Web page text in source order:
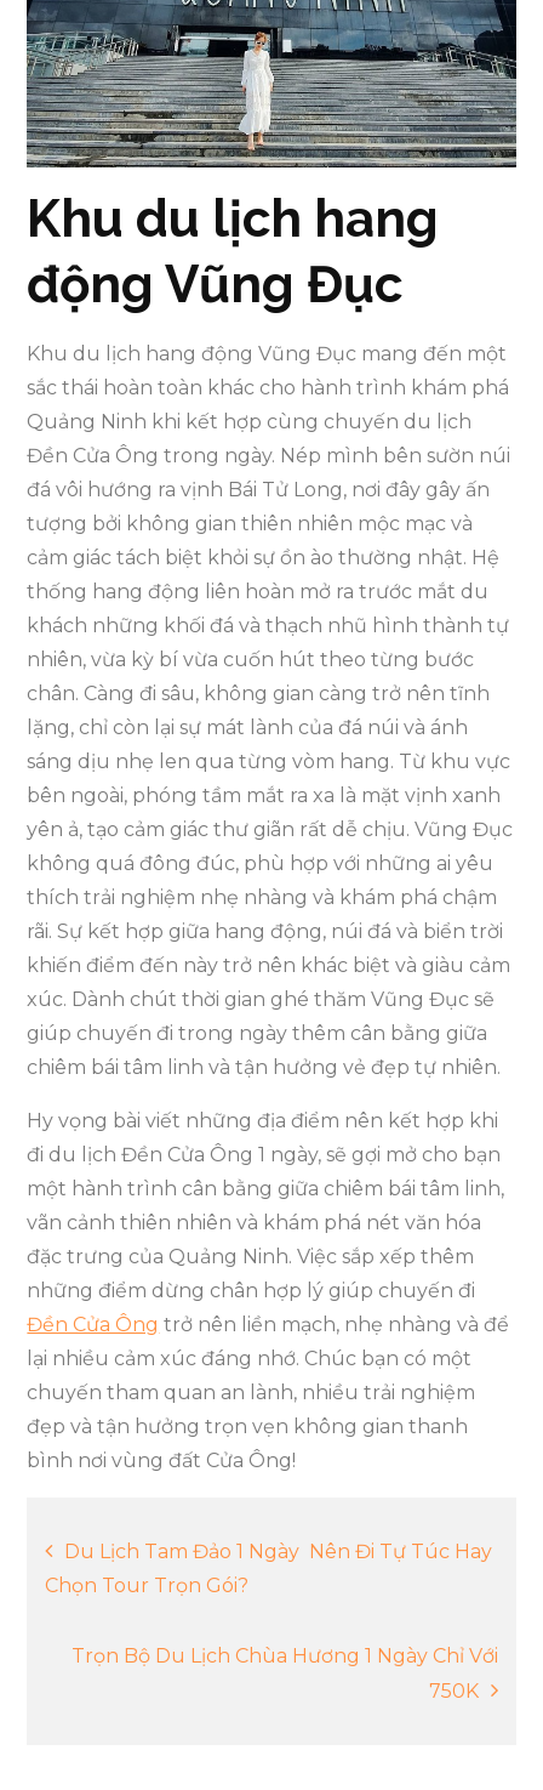
Khu du lịch hang
động Vũng Đục
Khu du lịch hang động Vũng Đục mang đến một
sắc thái hoàn toàn khác cho hành trình khám phá
Quảng Ninh khi kết hợp cùng chuyến du lịch
Đền Cửa Ông trong ngày. Nép mình bên sườn núi
đá vôi hướng ra vịnh Bái Tử Long, nơi đây gây ấn
tượng bởi không gian thiên nhiên mộc mạc và
cảm giác tách biệt khỏi sự ồn ào thường nhật. Hệ
thống hang động liên hoàn mở ra trước mắt du
khách những khối đá và thạch nhũ hình thành tự
nhiên, vừa kỳ bí vừa cuốn hút theo từng bước
chân. Càng đi sâu, không gian càng trở nên tĩnh
lặng, chỉ còn lại sự mát lành của đá núi và ánh
sáng dịu nhẹ len qua từng vòm hang. Từ khu vực
bên ngoài, phóng tầm mắt ra xa là mặt vịnh xanh
yên ả, tạo cảm giác thư giãn rất dễ chịu. Vũng Đục
không quá đông đúc, phù hợp với những ai yêu
thích trải nghiệm nhẹ nhàng và khám phá chậm
rãi. Sự kết hợp giữa hang động, núi đá và biển trời
khiến điểm đến này trở nên khác biệt và giàu cảm
xúc. Dành chút thời gian ghé thăm Vũng Đục sẽ
giúp chuyến đi trong ngày thêm cân bằng giữa
chiêm bái tâm linh và tận hưởng vẻ đẹp tự nhiên.
Hy vọng bài viết những địa điểm nên kết hợp khi
đi du lịch Đền Cửa Ông 1 ngày, sẽ gợi mở cho bạn
một hành trình cân bằng giữa chiêm bái tâm linh,
vãn cảnh thiên nhiên và khám phá nét văn hóa
đặc trưng của Quảng Ninh. Việc sắp xếp thêm
những điểm dừng chân hợp lý giúp chuyến đi
Đền Cửa Ông trở nên liền mạch, nhẹ nhàng và để
lại nhiều cảm xúc đáng nhớ. Chúc bạn có một
chuyến tham quan an lành, nhiều trải nghiệm
đẹp và tận hưởng trọn vẹn không gian thanh
bình nơi vùng đất Cửa Ông!
Điều
hướng
bài
Du Lịch Tam Đảo 1 Ngày Nên Đi Tự Túc Hay
Chọn Tour Trọn Gói?
Trọn Bộ Du Lịch Chùa Hương 1 Ngày Chỉ Với
750K